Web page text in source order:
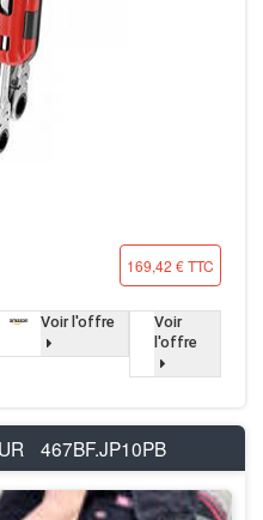
169,42 € TTC
Voir l'offre
Voir
l'offre
467BF.JP10PB